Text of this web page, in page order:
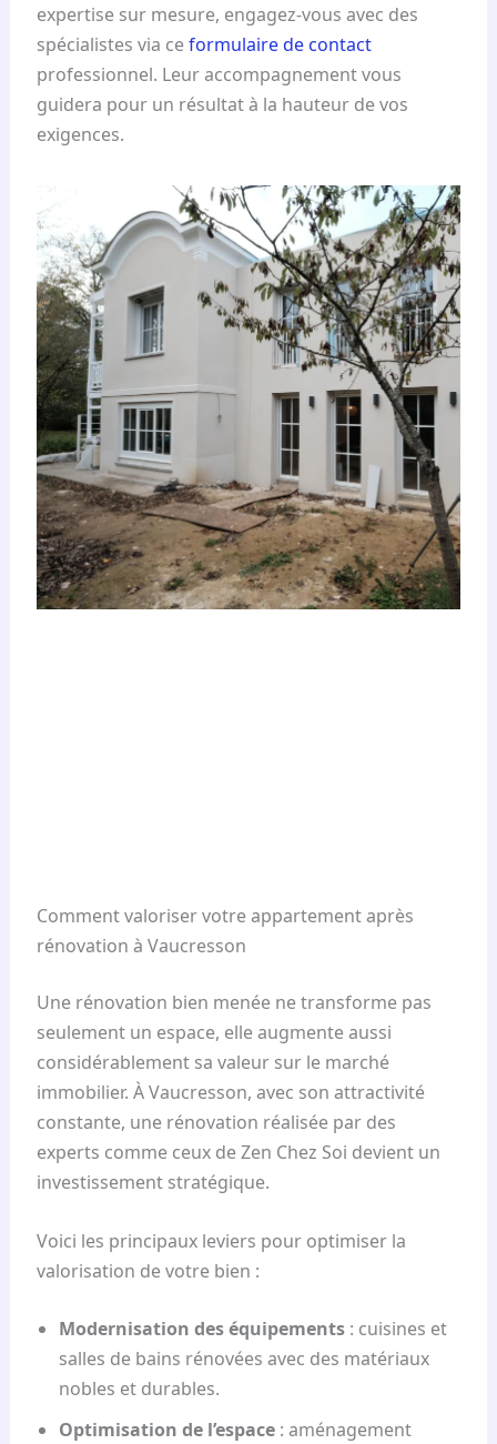
expertise sur mesure, engagez-vous avec des
spécialistes via ceformulaire de contact
professionnel. Leur accompagnement vous
guidera pour un résultat à la hauteur de vos
exigences.
Comment valoriser votre appartement après
rénovation à Vaucresson
Une rénovation bien menée ne transforme pas
seulement un espace, elle augmente aussi
considérablement sa valeur sur le marché
immobilier. À Vaucresson, avec son attractivité
constante, une rénovation réalisée par des
experts comme ceux de Zen Chez Soi devient un
investissement stratégique.
Voici les principaux leviers pour optimiser la
valorisation de votre bien :
Modernisation des équipements: cuisines et
salles de bains rénovées avec des matériaux
nobles et durables.
Optimisation de l’espace: aménagement